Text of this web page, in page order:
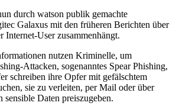
durch watson publik gemachte
Galaxus mit den früheren Berichten über
User zusammenhängt.
nutzen Kriminelle, um
Attacken, sogenanntes Spear Phishing,
schreiben ihre Opfer mit gefälschtem
sie zu verleiten, per Mail oder über
sensible Daten preiszugeben.